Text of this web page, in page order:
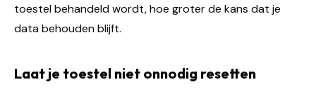
toestel behandeld wordt, hoe groter de kans dat je
data behouden blijft.
Laat je toestel niet onnodig resetten